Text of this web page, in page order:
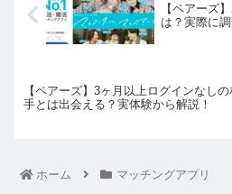
【ペアーズ
は？実際に調
【ペアーズ】3ヶ月以上ログインなしの
手とは出会える？実体験から解説！
ホーム マッチングアプリ